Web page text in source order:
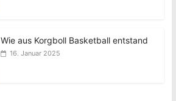
Wie aus Korgboll Basketball entstand
16. Januar 2025